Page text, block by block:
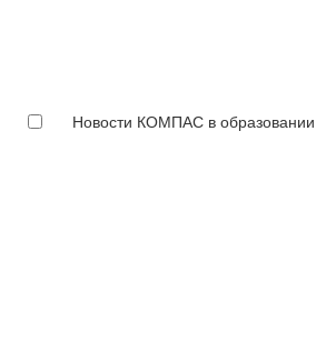
Новости КОМПАС в образовании